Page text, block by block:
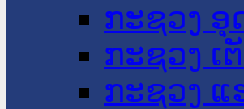
ກະຊວງ ອຸ
ກະຊວງ ເ
ກະຊວງ ແ